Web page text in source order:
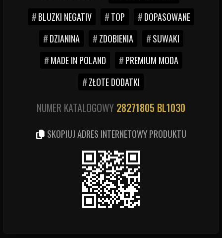
BLUZKI NEGATIV
TOP
DOPASOWANE
DZIANINA
ZDOBIENIA
SUWAKI
MADE IN POLAND
PREMIUM MODA
ZŁOTE DODATKI
NUMER KATALOGOWY 28271805 BL1030
SKOPIUJ ADRES INTERNETOWY PRODUKTU